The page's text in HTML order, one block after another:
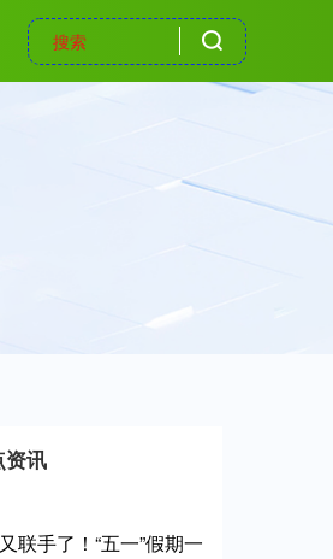
资讯
联手了！“五一”假期一